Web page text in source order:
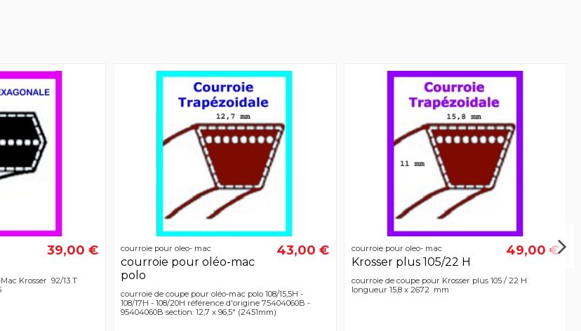
39,00 €
Krosser 92/13 T
courroie pour oleo- mac
courroie pour oléo-mac
polo
43,00 €
courroie de coupe pour oléo-mac polo 108/15,5H -
108/17H - 108/20H référence d'origine 75404060B -
95404060B section: 12,7 x 96,5" (2451mm)
courroie pour oleo- mac
Krosser plus 105/22 H
49,00 €
courroie de coupe pour Krosser plus 105 / 22 H
longueur 15,8 x 2672 mm